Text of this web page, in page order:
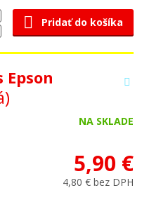
Pridať do košíka
NA SKLADE
5,90 €
4,80 € bez DPH